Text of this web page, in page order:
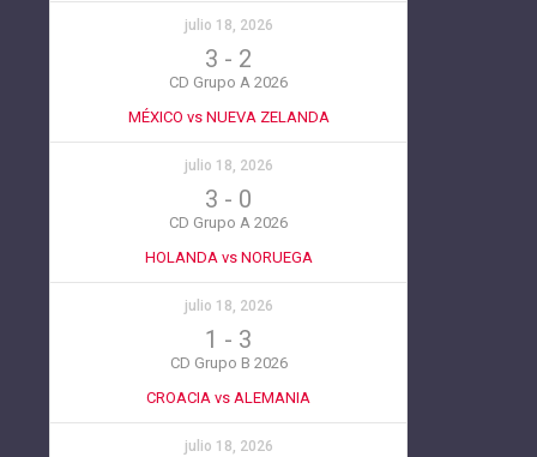
julio 18, 2026
3 - 2
CD Grupo A 2026
MÉXICO vs NUEVA ZELANDA
julio 18, 2026
3 - 0
CD Grupo A 2026
HOLANDA vs NORUEGA
julio 18, 2026
1 - 3
CD Grupo B 2026
CROACIA vs ALEMANIA
julio 18, 2026